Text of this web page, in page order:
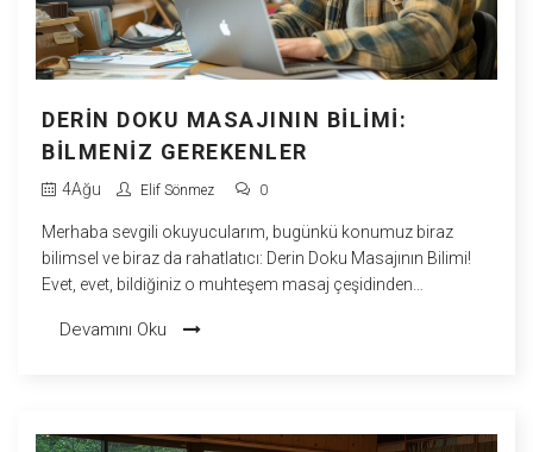
DERIN DOKU MASAJININ BILIMI:
BILMENIZ GEREKENLER
4Ağu Elif Sönmez 0
Merhaba sevgili okuyucularım, bugünkü konumuz biraz
bilimsel ve biraz da rahatlatıcı: Derin Doku Masajının Bilimi!
Evet, evet, bildiğiniz o muhteşem masaj çeşidinden
nüfuz ederek bizi rahatlatıyor, ancak bilim bu konuda ne
olduğunu anlatacağım. Gelin, beraber öğrenelim ve
Devamını Oku